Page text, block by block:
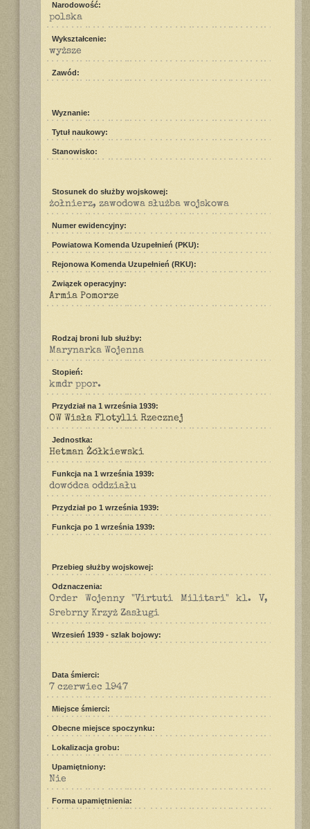
Narodowość:
polska
Wykształcenie:
wyższe
Zawód:
Wyznanie:
Tytuł naukowy:
Stanowisko:
Stosunek do służby wojskowej:
żołnierz, zawodowa służba wojskowa
Numer ewidencyjny:
Powiatowa Komenda Uzupełnień (PKU):
Rejonowa Komenda Uzupełnień (RKU):
Związek operacyjny:
Armia Pomorze
Rodzaj broni lub służby:
Marynarka Wojenna
Stopień:
kmdr ppor.
Przydział na 1 września 1939:
OW Wisła Flotylli Rzecznej
Jednostka:
Hetman Żółkiewski
Funkcja na 1 września 1939:
dowódca oddziału
Przydział po 1 września 1939:
Funkcja po 1 września 1939:
Przebieg służby wojskowej:
Odznaczenia:
Order Wojenny "Virtuti Militari" kl. V,
Srebrny Krzyż Zasługi
Wrzesień 1939 - szlak bojowy:
Data śmierci:
7 czerwiec 1947
Miejsce śmierci:
Obecne miejsce spoczynku:
Lokalizacja grobu:
Upamiętniony:
Nie
Forma upamiętnienia: